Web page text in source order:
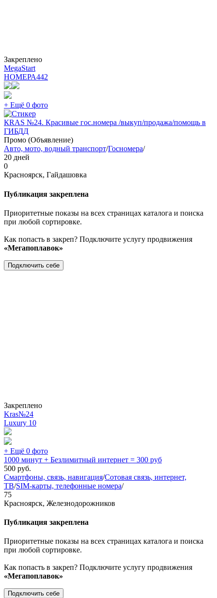
Закреплено
MegaStart
НОМЕРА442
+ Ещё 0 фото
КRAS №24. Красивые гос.номера /выкуп/продажа/помощь в
ГИБДД
Промо (Объявление)
Авто, мото, водный транспорт/Госномера/
20 дней
0
Красноярск, Гайдашовка
Публикация закреплена
Приоритетные показы на всех страницах каталога и поиска
при любой сортировке.
Как попасть в закреп? Подключите услугу продвижения
«Мегапоплавок»
Подключить себе
Закреплено
Kras№24
Luxury 10
+ Ещё 0 фото
1000 минут + Безлимитный интернет = 300 руб
500 руб.
Смартфоны, связь, навигация/Сотовая связь, интернет,
ТВ/SIM-карты, телефонные номера/
75
Красноярск, Железнодорожников
Публикация закреплена
Приоритетные показы на всех страницах каталога и поиска
при любой сортировке.
Как попасть в закреп? Подключите услугу продвижения
«Мегапоплавок»
Подключить себе